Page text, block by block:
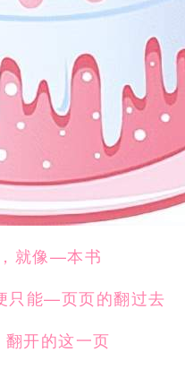
就像—本书
能—页页的翻过去
翻开的这一页